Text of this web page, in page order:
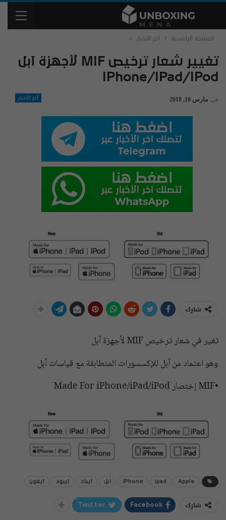
الصفحة الرئيسية آخر الاخبار
‏تغيير شعار ترخيص MIF لأجهزة آبل
IPhone/iPad/iPod
آخر الاخبار في مارس 10, 2018
شارك
‏تغير في شعار ترخيص MIF لأجهزة آبل
وهو اعتماد من آبل للإكسسورات المتطابقة مع قياسات آبل
•MIF إختصار Made For iPhone/iPad/iPod
Apple
ipad
iPhone ابل ايباد ايبود ايفون
شارك Facebook
Twitter